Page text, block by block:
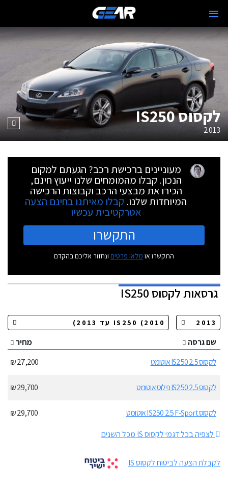
לקסוס IS250
2013
מעוניינים ברכישת רכב? הגעתם למקום
הנכון. קבלו מהמומחים שלנו ייעוץ חינם,
הכירו את מבצעי הרכב וקבוצות הרכישה
המיוחדות שלנו. קבלו מאיתנו בחינם הצעה
אטרקטיבית עכשיו
התקשרו
התקשרו או מלאו פרטים ונחזור אליכם בהקדם
גרסאותלקסוס IS250
שם גרסה
מחיר
לקסוס IS250 2.5 אוטומט
27,200 ₪
לקסוס IS250 2.5 פלוס אוטומט 29,700 ₪
לקסוס IS250 2.5 F-Sport אוטומט
29,700 ₪
לצפיה בכל דגמי לקסוס IS מכל השנים
לקבלת הצעה לביטוח לקסוס IS